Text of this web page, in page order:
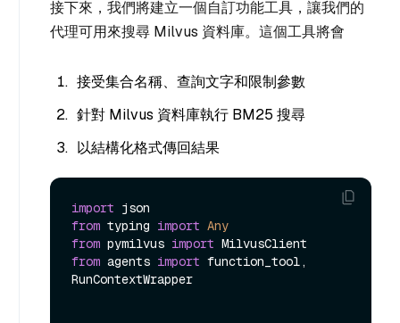
接下來，我們將建立一個自訂功能工具，讓我們的
代理可用來搜尋 Milvus 資料庫。這個工具將會
接受集合名稱、查詢文字和限制參數
針對 Milvus 資料庫執行 BM25 搜尋
以結構化格式傳回結果
import
from typing import Any
from pymilvus import
from agents import function_tool,
RunContextWrapper